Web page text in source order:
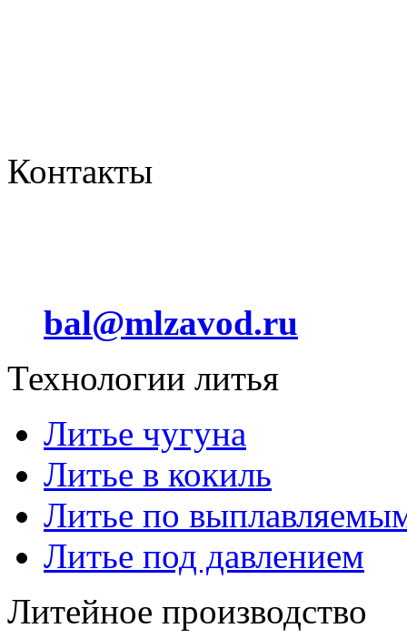
Контакты
bal@mlzavod.ru
Технологии литья
Литье чугуна
Литье в кокиль
Литье по
Литье под давлением
Литейное производство